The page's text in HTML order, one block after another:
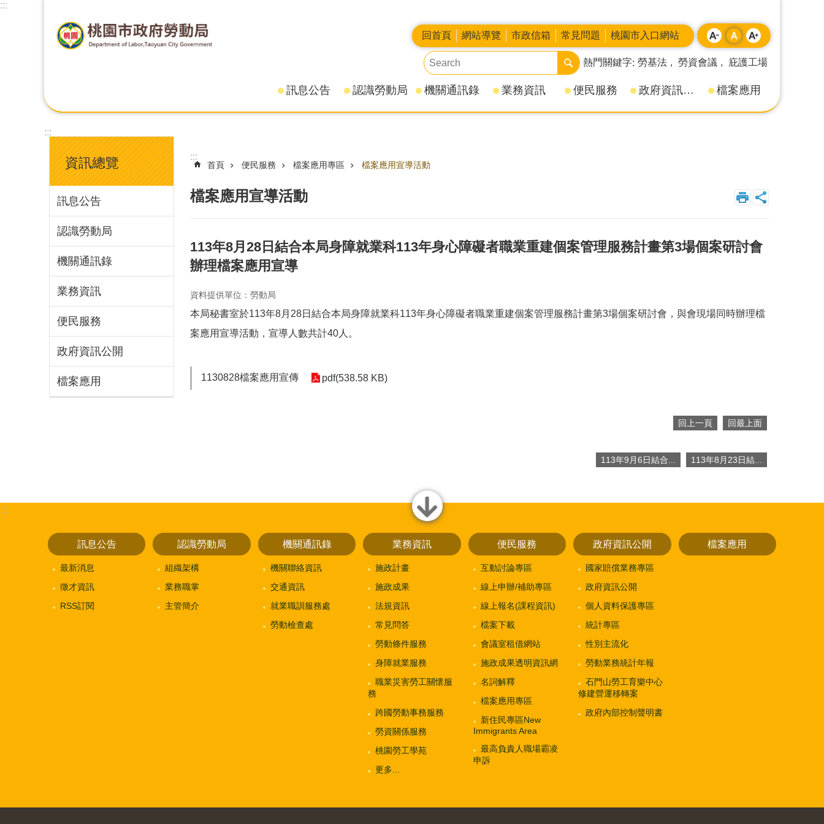
:::
回首頁 網站導覽 市政信箱 常見問題 桃園市入口網站
熱門關鍵字 勞基法 勞資會議 庇護工場
訊息公告 認識勞動局 機關通訊錄 業務資訊 便民服務 政府資訊公開 檔案應用
:::
資訊總覽
訊息公告
認識勞動局
機關通訊錄
業務資訊
便民服務
政府資訊公開
檔案應用
:::
首頁 便民服務 檔案應用專區 檔案應用宣導活動
檔案應用宣導活動
113年8月28日結合本局身障就業科113年身心障礙者職業重建個案管理服務計畫第3場個案研討會
辦理檔案應用宣導
資料提供單位：勞動局
本局秘書室於113年8月28日結合本局身障就業科113年身心障礙者職業重建個案管理服務計畫第3場個案研討會，與會現場同時辦理檔
案應用宣導活動，宣導人數共計40人。
1130828檔案應用宣傳 pdf(538.58 KB)
回上一頁 回最上面
113年9月6日結合... 113年8月23日結...
close
:::
訊息公告
最新消息
徵才資訊
RSS訂閱
認識勞動局
組織架構
業務職掌
主管簡介
機關通訊錄
機關聯絡資訊
交通資訊
就業職訓服務處
勞動檢查處
業務資訊
施政計畫
施政成果
法規資訊
常見問答
勞動條件服務
身障就業服務
職業災害勞工關懷服
務
跨國勞動事務服務
勞資關係服務
桃園勞工學苑
更多...
便民服務
互動討論專區
線上申辦/補助專區
線上報名(課程資訊)
檔案下載
會議室租借網站
施政成果透明資訊網
名詞解釋
檔案應用專區
新住民專區New
Immigrants Area
最高負責人職場霸凌
申訴
政府資訊公開
國家賠償業務專區
政府資訊公開
個人資料保護專區
統計專區
性別主流化
勞動業務統計年報
石門山勞工育樂中心
修建營運移轉案
政府內部控制聲明書
檔案應用